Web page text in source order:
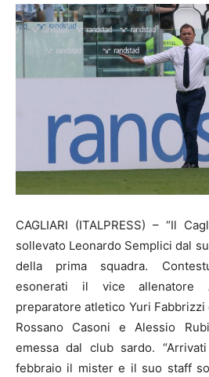
CAGLIARI (ITALPRESS) – “Il
sollevato Leonardo Semplici dal
della prima squadra.
esonerati il vice allenatore
preparatore atletico Yuri
Rossano Casoni e Alessio
emessa dal club sardo.
febbraio il mister e il suo staff